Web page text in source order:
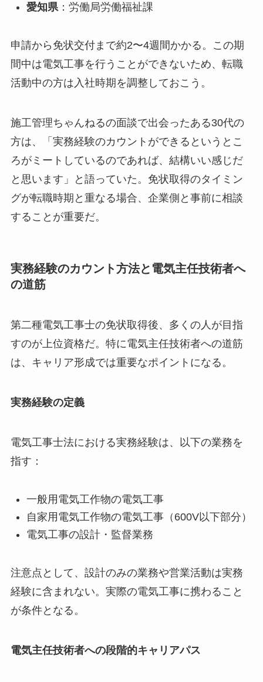
愛知県：労働局労働福祉課
申請から免状交付まで約2〜4週間かかる。この期
間中は電気工事を行うことができないため、転職
活動中の方は入社時期を調整しておこう。
施工管理ちゃんねるの面談で出会ったある30代の
方は、「実務経験のカウントができるというとこ
ろがミートしているのであれば、結構いい感じだ
と思います」と語っていた。免状取得のタイミン
グが転職時期と重なる場合、企業側と事前に相談
することが重要だ。
実務経験のカウント方法と電気主任技術者へ
の道筋
第二種電気工事士の免状取得後、多くの人が目指
すのが上位資格だ。特に電気主任技術者への道筋
は、キャリア形成では重要なポイントになる。
実務経験の定義
電気工事士法における実務経験は、以下の業務を
指す：
一般用電気工作物の電気工事
自家用電気工作物の電気工事（600V以下部分）
電気工事の設計・監督業務
注意点として、設計のみの業務や営業活動は実務
経験に含まれない。実際の電気工事に携わること
が条件となる。
電気主任技術者への段階的キャリアパス